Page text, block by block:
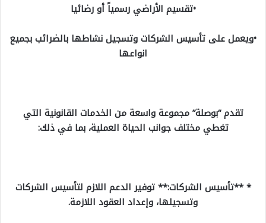
•تقسيم الأراضي رسمياً أو رضائيا
•ويعمل على تأسيس الشركات وتسجيل نشاطها بالضرائب بجميع
انواعها
تقدم “بوصلة” مجموعة واسعة من الخدمات القانونية التي
تغطي مختلف جوانب الحياة العملية، بما في ذلك:
* **تأسيس الشركات:** توفير الدعم اللازم لتأسيس الشركات
وتسجيلها، وإعداد العقود اللازمة.